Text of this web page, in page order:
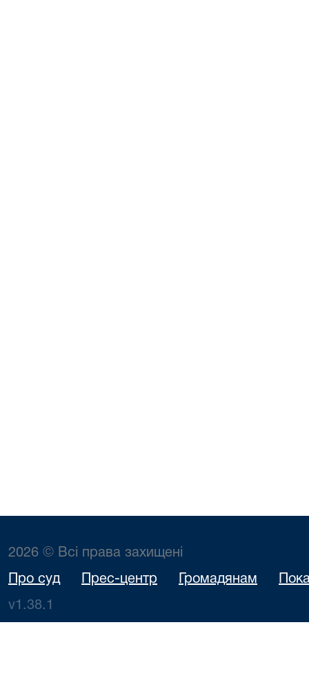
2026 © Всі права захищені
Про суд Прес-центр Громадянам
v1.38.1